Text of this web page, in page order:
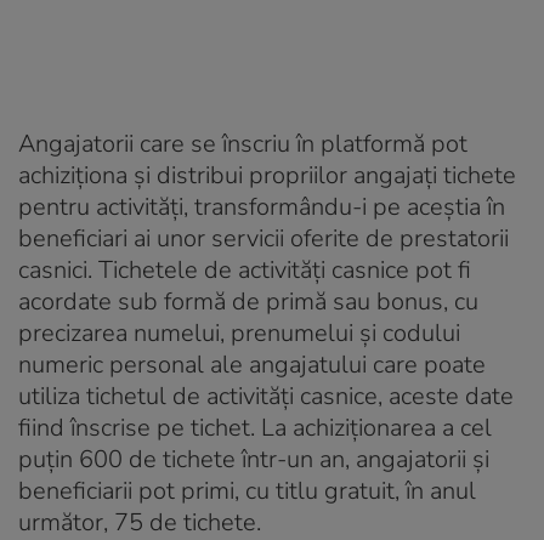
Angajatorii care se înscriu în platformă pot
achiziţiona şi distribui propriilor angajaţi tichete
pentru activităţi, transformându-i pe aceştia în
beneficiari ai unor servicii oferite de prestatorii
casnici. Tichetele de activităţi casnice pot fi
acordate sub formă de primă sau bonus, cu
precizarea numelui, prenumelui şi codului
numeric personal ale angajatului care poate
utiliza tichetul de activităţi casnice, aceste date
fiind înscrise pe tichet. La achiziţionarea a cel
puţin 600 de tichete într-un an, angajatorii şi
beneficiarii pot primi, cu titlu gratuit, în anul
următor, 75 de tichete.